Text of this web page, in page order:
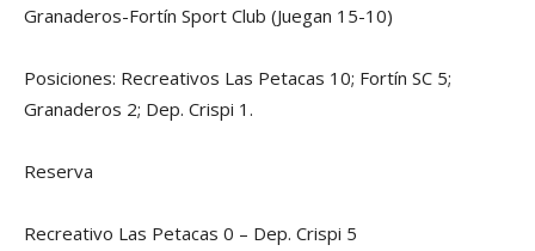
Granaderos-Fortín Sport Club (Juegan 15-10)
Posiciones: Recreativos Las Petacas 10; Fortín SC 5;
Granaderos 2; Dep. Crispi 1.
Reserva
Recreativo Las Petacas 0 – Dep. Crispi 5